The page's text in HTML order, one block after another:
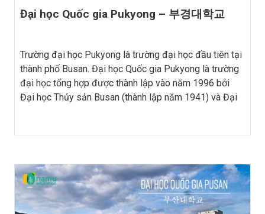
Đại học Quốc gia Pukyong – 부경대학교
Trường đại học Pukyong là trường đại học đầu tiên tại
thành phố Busan. Đại học Quốc gia Pukyong là trường
đại học tổng hợp được thành lập vào năm 1996 bởi
Đại học Thủy sản Busan (thành lập năm 1941) và Đại